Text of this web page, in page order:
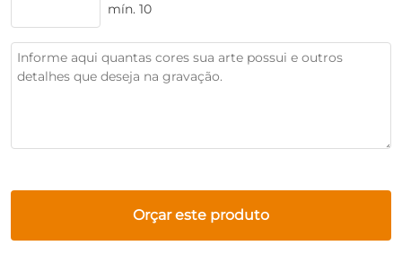
mín. 10
Orçar este produto